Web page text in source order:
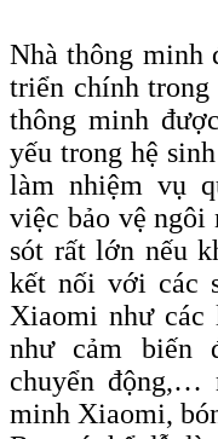
Nhà thông minh
triển chính trong
thông minh
yếu trong hệ
làm nhiệm vụ
việc bảo vệ ngôi
sót rất lớn nếu
kết nối với các
Xiaomi như các
như cảm biến
chuyển động,…
minh Xiaomi,